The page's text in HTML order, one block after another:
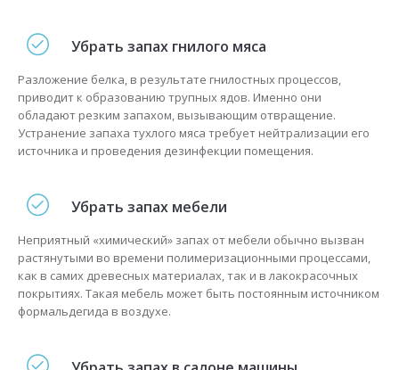
Убрать запах гнилого мяса
Разложение белка, в результате гнилостных процессов,
приводит к образованию трупных ядов. Именно они
обладают резким запахом, вызывающим отвращение.
Устранение запаха тухлого мяса требует нейтрализации его
источника и проведения дезинфекции помещения.
Убрать запах мебели
Неприятный «химический» запах от мебели обычно вызван
растянутыми во времени полимеризационными процессами,
как в самих древесных материалах, так и в лакокрасочных
покрытиях. Такая мебель может быть постоянным источником
формальдегида в воздухе.